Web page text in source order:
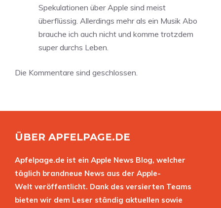
Spekulationen über Apple sind meist
überflüssig. Allerdings mehr als ein Musik Abo
brauche ich auch nicht und komme trotzdem
super durchs Leben.
Die Kommentare sind geschlossen.
ÜBER APFELPAGE.DE
Apfelpage.de ist ein Apple News Blog, welcher
täglich brandneue News aus der Apple-
Welt veröffentlicht. Dank des versierten Teams
bieten wir dem Leser ständig aktuellen sowie